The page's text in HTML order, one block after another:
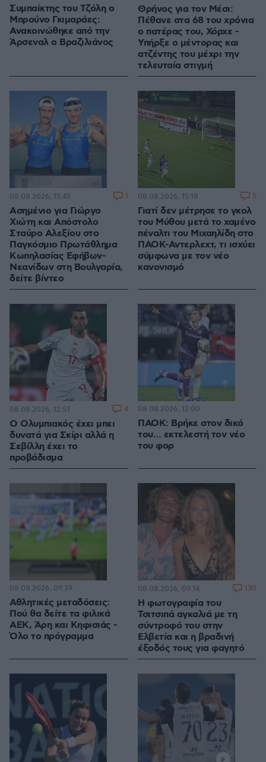
Συμπαίκτης του Τζόλη ο
Μπρούνο Γκιμαράες:
Ανακοινώθηκε από την
Άρσεναλ ο Βραζιλιάνος
Θρήνος για τον Μέσι:
Πέθανε στα 68 του χρόνια
ο πατέρας του, Χόρχε -
Υπήρξε ο μέντορας και
ατζέντης του μέχρι την
τελευταία στιγμή
Ασημένιο για Γιώργο
Χιώτη και Απόστολο
Σταύρο Αλεξίου στο
Παγκόσμιο Πρωτάθλημα
Κωπηλασίας Εφήβων-
Νεανίδων στη Βουλγαρία,
δείτε βίντεο
08.08.2026, 15:45 1
Γιατί δεν μέτρησε το γκολ
του Μύθου μετά το χαμένο
πέναλτι του Μιχαηλίδη στο
ΠΑΟΚ-Αντερλεχτ, τι ισχύει
σύμφωνα με τον νέο
κανονισμό
08.08.2026, 15:18 5
Ο Ολυμπιακός έχει μπει
δυνατά για Σκίρι αλλά η
Σεβίλλη έχει το
προβάδισμα
08.08.2026, 12:57 4
ΠΑΟΚ: Βρήκε στον δικό
του… εκτελεστή τον νέο
του φορ
08.08.2026, 12:00
Αθλητικές μεταδόσεις:
Πού θα δείτε τα φιλικά
ΑΕΚ, Άρη και Κηφισιάς -
Όλο το πρόγραμμα
08.08.2026, 09:39
Η φωτογραφία του
Τσιτσιπά αγκαλιά με τη
σύντροφό του στην
Ελβετία και η βραδινή
έξοδός τους για φαγητό
08.08.2026, 09:14 130